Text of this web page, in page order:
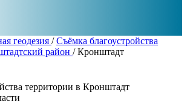
геодезия /Съёмка благоустройства
район /Кронштадт
территории в Кронштадт